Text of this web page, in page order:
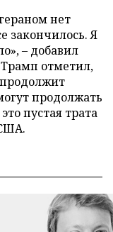
нет
закончилось. Я
– добавил
Трамп отметил,
продолжать
пустая трата